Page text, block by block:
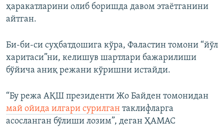
ҳаракатларини олиб боришда давом этаётганини
айтган.
Би-би-си суҳбатдошига кўра, Фаластин томони “йўл
харитаси”ни, келишув шартлари бажарилиши
бўйича аниқ режани кўришни истайди.
“Бу режа АҚШ президенти Жо Байден томонидан
май ойида илгари сурилган таклифларга
асосланган бўлиши лозим”, деган ҲАМАС